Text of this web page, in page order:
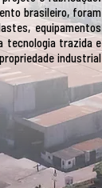
brasileiro, foram
equipamentos
tecnologia trazida e
industrial